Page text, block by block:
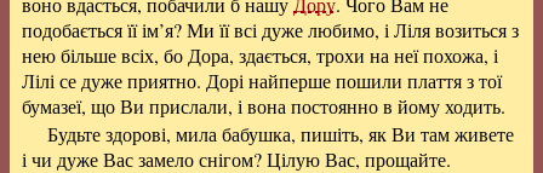
подобається її ім’я? Ми її всі дуже любимо, і Ліля возиться з
нею більше всіх, бо Дора, здається, трохи на неї похожа, і
Лілі се дуже приятно. Дорі найперше пошили плаття з тої
бумазеї, що Ви прислали, і вона постоянно в йому ходить.
Будьте здорові, мила бабушка, пишіть, як Ви там живете
і чи дуже Вас замело снігом? Цілую Вас, прощайте.